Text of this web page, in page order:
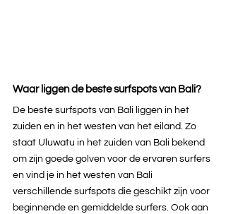
Waar liggen de beste surfspots van Bali?
De beste surfspots van Bali liggen in het
zuiden en in het westen van het eiland. Zo
staat Uluwatu in het zuiden van Bali bekend
om zijn goede golven voor de ervaren surfers
en vind je in het westen van Bali
verschillende surfspots die geschikt zijn voor
beginnende en gemiddelde surfers. Ook aan